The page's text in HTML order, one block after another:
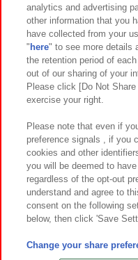
関連会社 サス
プライバシーポリシー
お取引先さまととも
カスタマーハラスメント対応
©Bandai
©Bandai
analytics and advertising
other information that you
have collected from your
" here" to see more details
the retention period of
out of our sharing of your
Please click [Do Not
exercise your right.
Please note that even if
preference signals , if you
cookies and other
you will be deemed to
regardless of the opt-out
understand and agree to
consent on the following
below, then click 'Save
Change your share